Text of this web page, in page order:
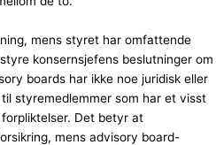
mens styret har omfattende
konsernsjefens beslutninger om
boards har ikke noe juridisk eller
styremedlemmer som har et visst
Det betyr at
mens advisory board-